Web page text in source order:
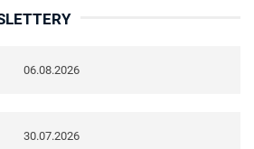
06.08.2026
30.07.2026